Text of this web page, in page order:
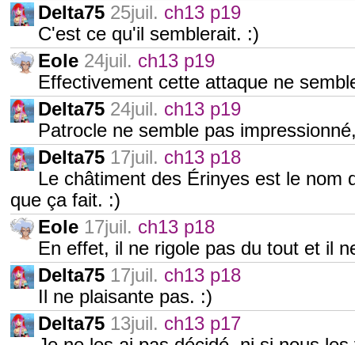
Delta75 25juil. ch13 p19
C'est ce qu'il semblerait. :)
Eole 24juil. ch13 p19
Effectivement cette attaque ne
Delta75 24juil. ch13 p19
Patrocle ne semble pas
Delta75 17juil. ch13 p18
Le châtiment des Érinyes est le nom
que ça fait. :)
Eole 17juil. ch13 p18
En effet, il ne rigole pas du tout et il
Delta75 17juil. ch13 p18
Il ne plaisante pas. :)
Delta75 13juil. ch13 p17